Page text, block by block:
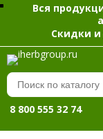
Вся
Скидки
8 800 555 32 74